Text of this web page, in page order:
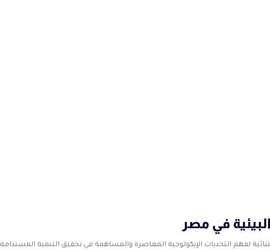
في مصر
لفهم التحديات الإيكولوجية المعاصرة والمساهمة في تحقيق التنمية المستدامة